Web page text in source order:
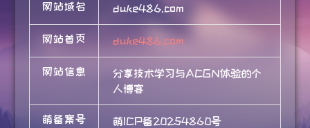
网站域名 duke486.com
网站首页 duke486.com
网站信息
分享技术学习与ACGN体验的个
人博客
萌备案号 萌ICP备20254860号